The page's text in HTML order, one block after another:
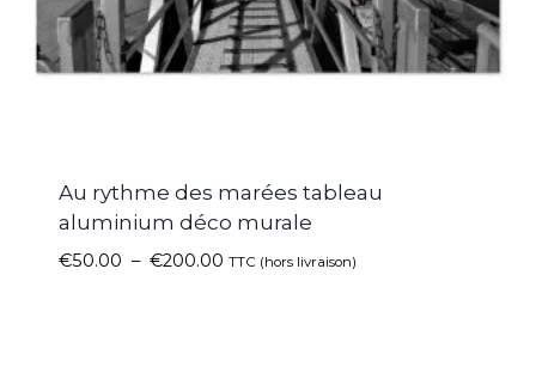
Au rythme des marées tableau
aluminium déco murale
€50.00 – €200.00 TTC (hors livraison)